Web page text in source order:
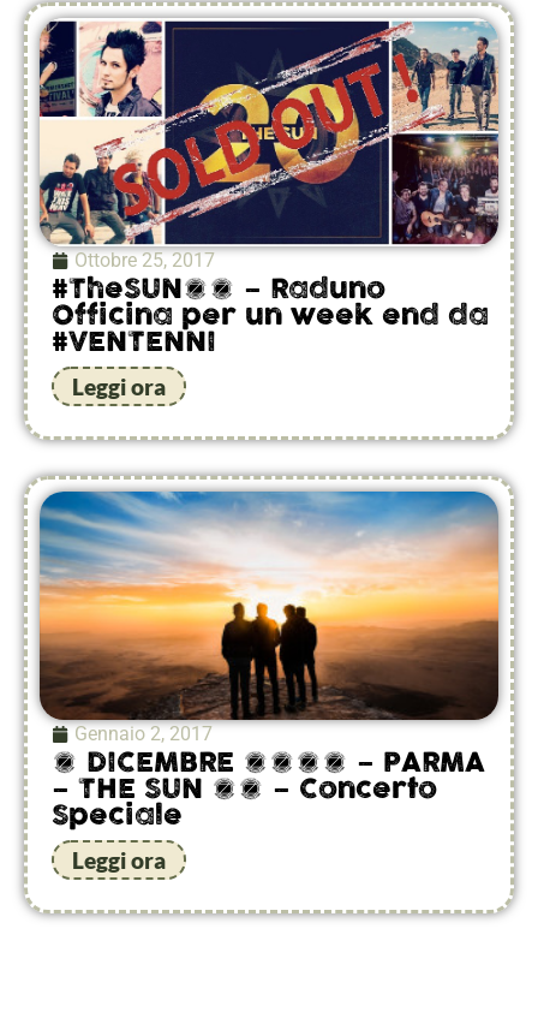
Ottobre 25, 2017
#TheSUN20 – Raduno
Officina per un week end da
#VENTENNI
Leggi ora
Gennaio 2, 2017
9 DICEMBRE 2017 – PARMA
– THE SUN 20 – Concerto
Speciale
Leggi ora